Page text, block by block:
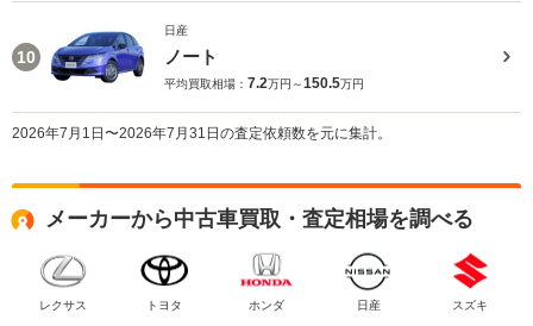
10
日産
ノート
平均買取相場： 7.2万円～150.5万円
2026年7月1日〜2026年7月31日の査定依頼数を元に集計。
メーカーから中古車買取・査定相場を調べる
レクサス トヨタ ホンダ 日産 スズキ